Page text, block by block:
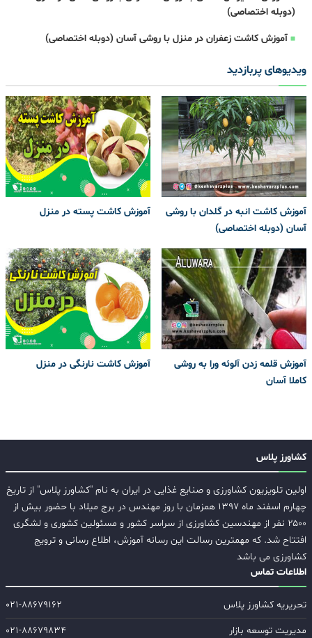
(دوبله اختصاصی)
آموزش کاشت زعفران در منزل با روشی آسان (دوبله اختصاصی)
ویدیوهای پربازدید
آموزش کاشت انبه در گلدان با روشی
آسان (دوبله اختصاصی)
آموزش کاشت پسته در منزل
آموزش قلمه زدن آلوئه ورا به روشی
کاملا آسان
آموزش کاشت نارنگی در منزل
کشاورز پلاس
اولین تلویزیون کشاورزی و صنایع غذایی در ایران به نام "کشاورز پلاس" از تاریخ
چهارم اسفند ماه ۱۳۹۷ همزمان با روز مهندس در برج میلاد با حضور بیش از
۲۵۰۰ نفر از مهندسین کشاورزی از سراسر کشور و مسئولین کشوری و لشگری
افتتاح شد. که مهمترین رسالت این رسانه آموزش، اطلاع رسانی و ترویج
کشاورزی می باشد
اطلاعات تماس
تحریریه کشاورز پلاس
۰۲۱-۸۸۶۷۹۱۶۲
مدیریت توسعه بازار
۰۲۱-۸۸۶۷۹۸۳۴